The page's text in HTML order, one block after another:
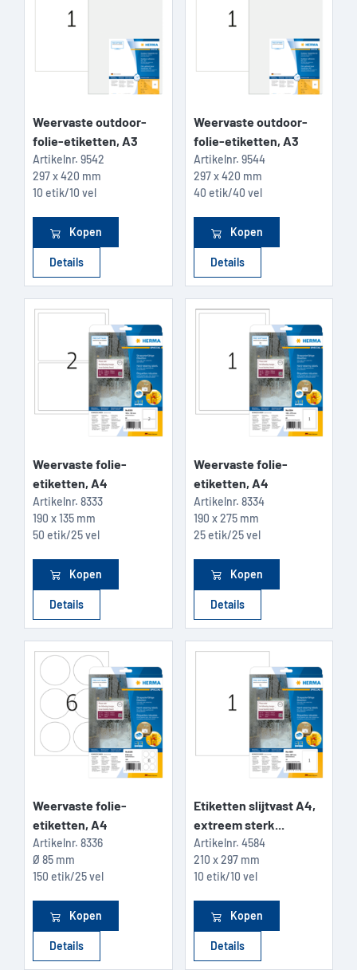
Weervaste outdoor-
folie-etiketten, A3
Artikelnr. 9542
297 x 420 mm
10 etik/10 vel
Kopen
Details
Weervaste outdoor-
folie-etiketten, A3
Artikelnr. 9544
297 x 420 mm
40 etik/40 vel
Kopen
Details
Weervaste folie-
etiketten, A4
Artikelnr. 8333
190 x 135 mm
50 etik/25 vel
Kopen
Details
Weervaste folie-
etiketten, A4
Artikelnr. 8334
190 x 275 mm
25 etik/25 vel
Kopen
Details
Weervaste folie-
etiketten, A4
Artikelnr. 8336
Ø 85 mm
150 etik/25 vel
Kopen
Details
Etiketten slijtvast A4,
extreem sterk...
Artikelnr. 4584
210 x 297 mm
10 etik/10 vel
Kopen
Details